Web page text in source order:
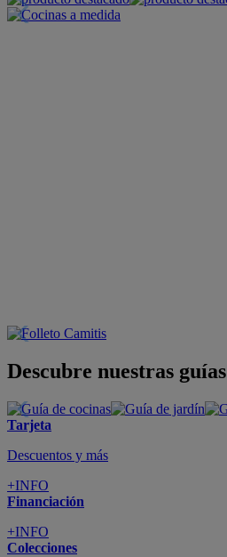
Descubre nuestras guías
Tarjeta
Descuentos y más
+INFO
Financiación
+INFO
Colecciones